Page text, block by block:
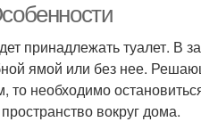
принадлежать туалет. В
ямой или без нее.
то необходимо
вокруг дома.